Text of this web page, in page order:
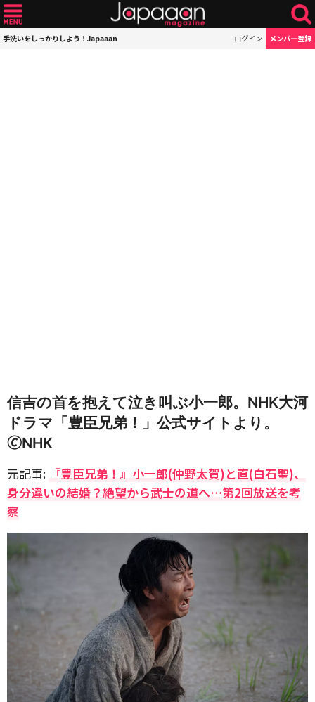
手洗いをしっかりしよう！Japaaan ログイン メンバー登録
信吉の首を抱えて泣き叫ぶ小一郎。NHK大河
ドラマ「豊臣兄弟！」公式サイトより。
🄫NHK
元記事: 『豊臣兄弟！』小一郎(仲野太賀)と直(白石聖)、
身分違いの結婚？絶望から武士の道へ…第2回放送を考
察